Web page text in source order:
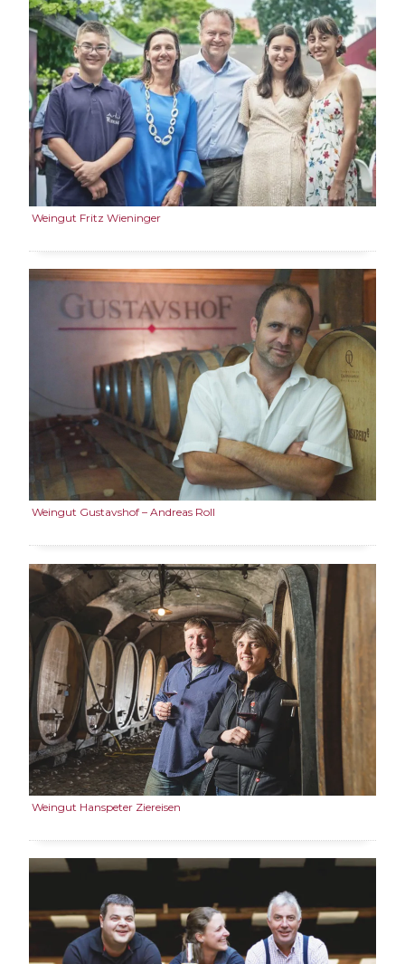
Weingut Fritz Wieninger
Weingut Gustavshof – Andreas Roll
Weingut Hanspeter Ziereisen